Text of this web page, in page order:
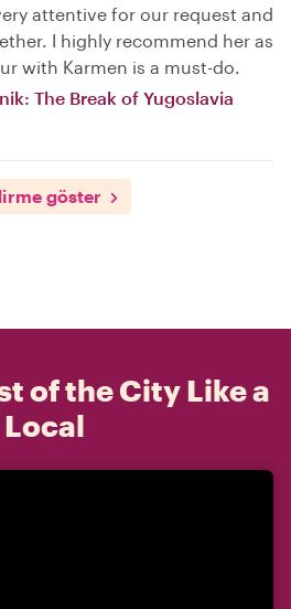
attentive for our request and
I highly recommend her as
with Karmen is a must-do.
The Break of Yugoslavia
göster
of the City Like a
Local